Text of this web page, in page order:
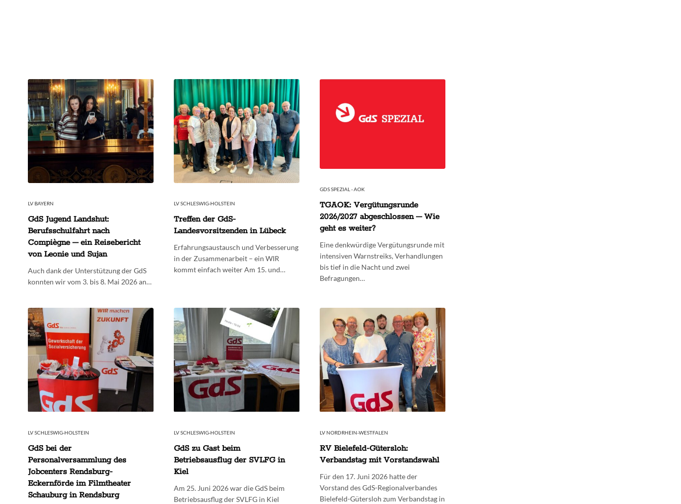
LV BAYERN
GdS Jugend Landshut:
Berufsschulfahrt nach
Compiègne – ein Reisebericht
von Leonie und Sujan
Auch dank der Unterstützung der GdS
konnten wir vom 3. bis 8. Mai 2026 an…
LV SCHLESWIG-HOLSTEIN
Treffen der GdS-
Landesvorsitzenden in Lübeck
Erfahrungsaustausch und Verbesserung
in der Zusammenarbeit – ein WIR
kommt einfach weiter Am 15. und…
GDS SPEZIAL - AOK
TGAOK: Vergütungsrunde
2026/2027 abgeschlossen – Wie
geht es weiter?
Eine denkwürdige Vergütungsrunde mit
intensiven Warnstreiks, Verhandlungen
bis tief in die Nacht und zwei
Befragungen…
LV SCHLESWIG-HOLSTEIN
GdS bei der
Personalversammlung des
Jobcenters Rendsburg-
Eckernförde im Filmtheater
Schauburg in Rendsburg
LV SCHLESWIG-HOLSTEIN
GdS zu Gast beim
Betriebsausflug der SVLFG in
Kiel
Am 25. Juni 2026 war die GdS beim
Betriebsausflug der SVLFG in Kiel
LV NORDRHEIN-WESTFALEN
RV Bielefeld-Gütersloh:
Verbandstag mit Vorstandswahl
Für den 17. Juni 2026 hatte der
Vorstand des GdS-Regionalverbandes
Bielefeld-Gütersloh zum Verbandstag in